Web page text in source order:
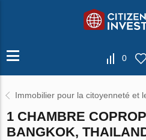
0
Immobilier pour la citoyenneté et
1 CHAMBRE
BANGKOK,